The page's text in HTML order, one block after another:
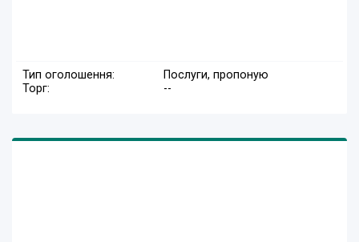
Тип оголошення:
Послуги, пропоную
Торг:
--